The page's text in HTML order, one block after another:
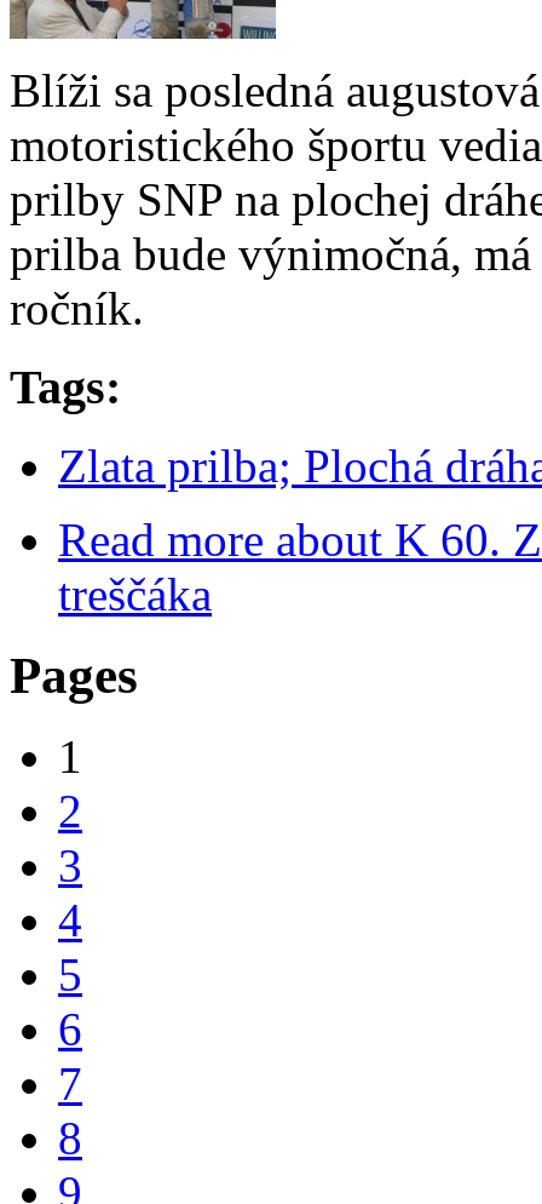
Blíži sa posledná
motoristického športu
prilby SNP na plochej
prilba bude výnimočná,
ročník.
Tags:
Zlata prilba; Plochá
Read more about K 60.
treščáka
Pages
1
2
3
4
5
6
7
8
9